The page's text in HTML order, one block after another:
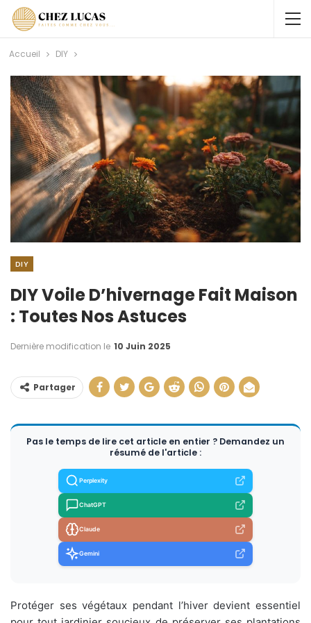
Accueil DIY
DIY
DIY Voile D’hivernage Fait Maison
: Toutes Nos Astuces
Dernière modification le 10 Juin 2025
Partager
Pas le temps de lire cet article en entier ? Demandez un
résumé de l'article :
Perplexity
ChatGPT
Claude
Gemini
Protéger ses végétaux pendant l’hiver devient essentiel